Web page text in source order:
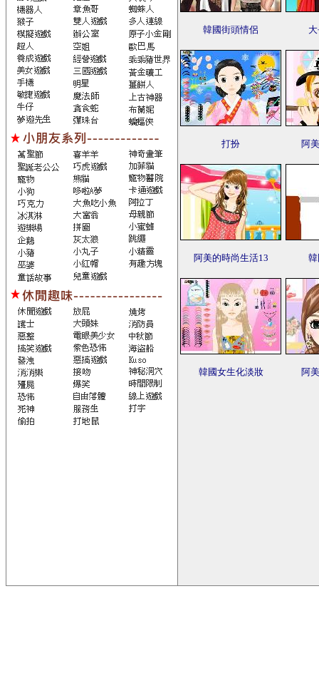
韓國街頭情侶
打扮 阿
阿美的時尚生活13
韓國女生化淡妝 阿